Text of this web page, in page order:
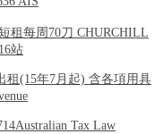
租每周70刀 CHURCHILL
站
租(15年7月起) 含各項用具
Tax Law